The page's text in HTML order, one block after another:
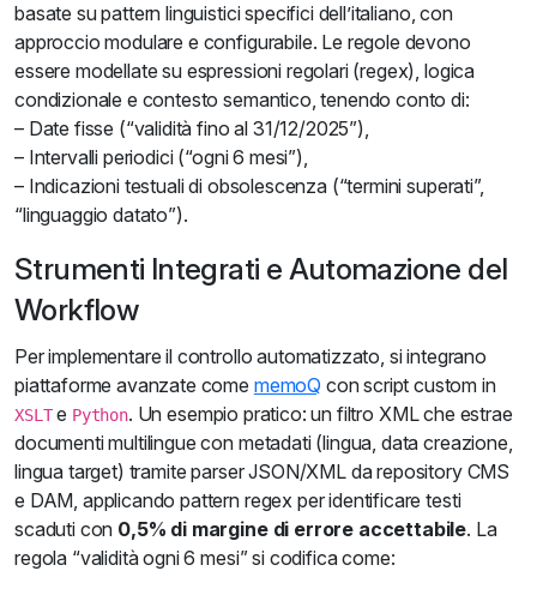
basate su pattern linguistici specifici dell’italiano, con
approccio modulare e configurabile. Le regole devono
essere modellate su espressioni regolari (regex), logica
condizionale e contesto semantico, tenendo conto di:
– Date fisse (“validità fino al 31/12/2025”),
– Intervalli periodici (“ogni 6 mesi”),
– Indicazioni testuali di obsolescenza (“termini superati”,
“linguaggio datato”).
Strumenti Integrati e Automazione del
Workflow
Per implementare il controllo automatizzato, si integrano
piattaforme avanzate come memoQ con script custom in
XSLTe Python. Un esempio pratico: un filtro XML che estrae
documenti multilingue con metadati (lingua, data creazione,
lingua target) tramite parser JSON/XML da repository CMS
e DAM, applicando pattern regex per identificare testi
scaduti con 0,5% di margine di errore accettabile. La
regola “validità ogni 6 mesi” si codifica come: